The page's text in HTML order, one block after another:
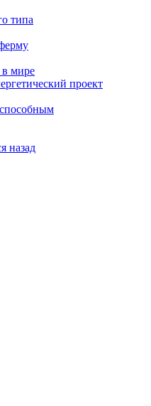
типа
в мире
проект
назад